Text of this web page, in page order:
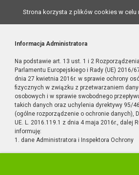
Strona korzysta z plików cookies w celu
Informacja Administratora
Na podstawie art. 13 ust. 1 i 2 Rozporządzenia
Parlamentu Europejskiego i Rady (UE) 2016/
dnia 27 kwietnia 2016r. w sprawie ochrony
fizycznych w związku z przetwarzaniem
osobowych i w sprawie swobodnego
takich danych oraz uchylenia dyrektywy 95/
(ogólne rozporządzenie o ochronie danych),
UE. L. 2016.119.1 z dnia 4 maja 2016r., dalej
informuję:
1. dane Administratora i Inspektora Ochrony